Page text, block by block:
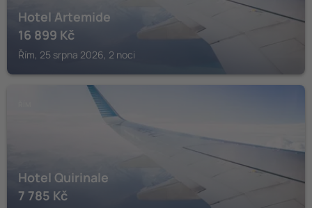
Hotel Artemide
16 899 Kč
Řím, 25 srpna 2026, 2 noci
Hotel Quirinale
7 785 Kč